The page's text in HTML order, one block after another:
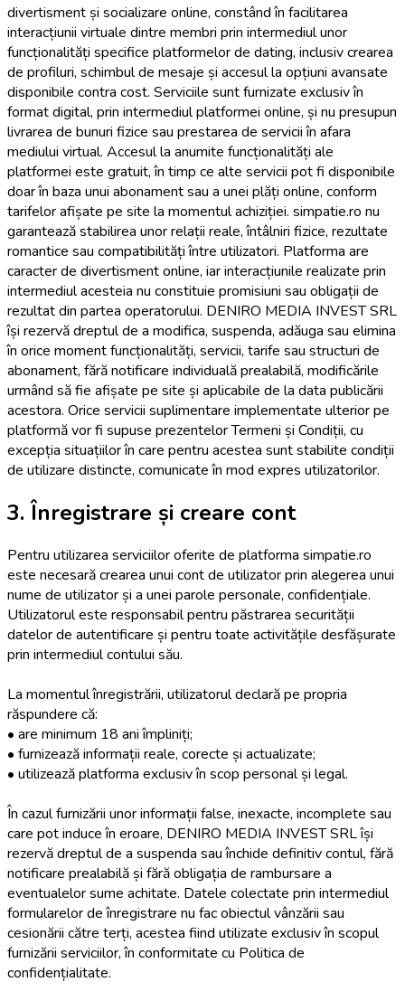
divertisment și socializare online, constând în facilitarea
interacțiunii virtuale dintre membri prin intermediul unor
funcționalități specifice platformelor de dating, inclusiv crearea
de profiluri, schimbul de mesaje și accesul la opțiuni avansate
disponibile contra cost. Serviciile sunt furnizate exclusiv în
format digital, prin intermediul platformei online, și nu presupun
livrarea de bunuri fizice sau prestarea de servicii în afara
mediului virtual. Accesul la anumite funcționalități ale
platformei este gratuit, în timp ce alte servicii pot fi disponibile
doar în baza unui abonament sau a unei plăți online, conform
tarifelor afișate pe site la momentul achiziției. simpatie.ro nu
garantează stabilirea unor relații reale, întâlniri fizice, rezultate
romantice sau compatibilități între utilizatori. Platforma are
caracter de divertisment online, iar interacțiunile realizate prin
intermediul acesteia nu constituie promisiuni sau obligații de
rezultat din partea operatorului. DENIRO MEDIA INVEST SRL
își rezervă dreptul de a modifica, suspenda, adăuga sau elimina
în orice moment funcționalități, servicii, tarife sau structuri de
abonament, fără notificare individuală prealabilă, modificările
urmând să fie afișate pe site și aplicabile de la data publicării
acestora. Orice servicii suplimentare implementate ulterior pe
platformă vor fi supuse prezentelor Termeni și Condiții, cu
excepția situațiilor în care pentru acestea sunt stabilite condiții
de utilizare distincte, comunicate în mod expres utilizatorilor.
3. Înregistrare și creare cont
Pentru utilizarea serviciilor oferite de platforma simpatie.ro
este necesară crearea unui cont de utilizator prin alegerea unui
nume de utilizator și a unei parole personale, confidențiale.
Utilizatorul este responsabil pentru păstrarea securității
datelor de autentificare și pentru toate activitățile desfășurate
prin intermediul contului său.
La momentul înregistrării, utilizatorul declară pe propria
răspundere că:
• are minimum 18 ani împliniți;
• furnizează informații reale, corecte și actualizate;
• utilizează platforma exclusiv în scop personal și legal.
În cazul furnizării unor informații false, inexacte, incomplete sau
care pot induce în eroare, DENIRO MEDIA INVEST SRL își
rezervă dreptul de a suspenda sau închide definitiv contul, fără
notificare prealabilă și fără obligația de rambursare a
eventualelor sume achitate. Datele colectate prin intermediul
formularelor de înregistrare nu fac obiectul vânzării sau
cesionării către terți, acestea fiind utilizate exclusiv în scopul
furnizării serviciilor, în conformitate cu Politica de
confidențialitate.